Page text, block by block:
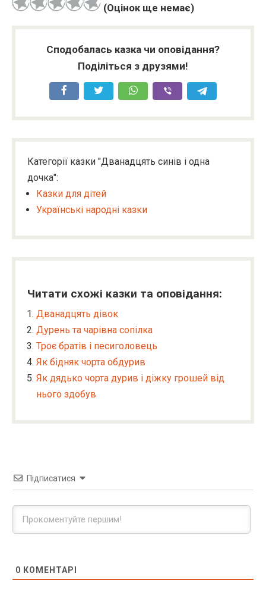
(Оцінок ще немає)
Сподобалась казка чи оповідання?
Поділіться з друзями!
Категорії казки "Дванадцять синів і одна
дочка":
Казки для дітей
Українські народні казки
Читати схожі казки та оповідання:
Дванадцять дівок
Дурень та чарівна сопілка
Троє братів і песиголовець
Як бідняк чорта обдурив
Як дядько чорта дурив і діжку грошей від
нього здобув
Підписатися
0 КОМЕНТАРІ